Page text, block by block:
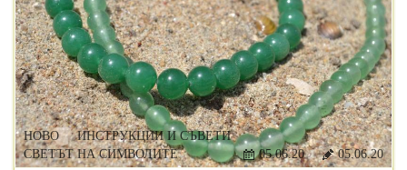
НОВО
ИНСТРУКЦИИ И СЪВЕТИ
СВЕТЪТ НА СИМВОЛИТЕ
05.06.20
05.06.20